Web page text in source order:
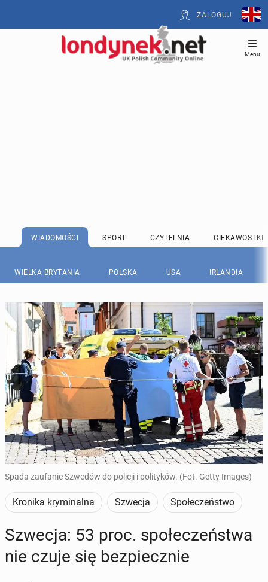
ZALOGUJ
Menu
WIADOMOŚCI SPORT CZYTELNIA CIEKAWOSTKI
WIELKA BRYTANIA POLSKA USA IRLANDIA
Spada zaufanie Szwedów do policji i polityków. (Fot. Getty Images)
Kronika kryminalna Szwecja Społeczeństwo
Szwecja: 53 proc. spo­łe­czeń­stwa
nie czuje się bez­piecz­nie